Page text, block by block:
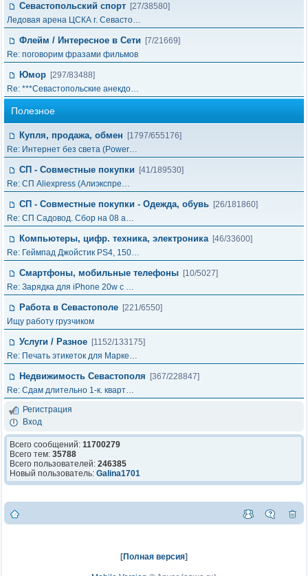
Севастопольский спорт [27/38580]
Ледовая арена ЦСКА г. Севасто…
Флейм / Интересное в Cети
[7/21669]
Re: поговорим фразами фильмов
Юмор [297/83488]
Re: ***Севастопольские анекдо…
Полезное
Купля, продажа, обмен
[1797/655176]
Re: Интернет без света (Power…
СП - Совместные покупки
[41/189530]
Re: СП Aliexpress (Алиэкспре…
СП - Совместные покупки - Одежда, обувь [26/181860]
Re: СП Садовод. Сбор на 08 а…
Компьютеры, цифр. техника, электроника [46/33600]
Re: Геймпад Джoйcтик PS4, 150…
Смартфоны, мобильные телефоны [10/5027]
Re: Зарядка для iPhone 20w с …
Работа в Севастополе [221/6550]
Ищу работу грузчиком
Услуги / Разное [1152/133175]
Re: Печать этикеток для Марке…
Недвижимость Севастополя
[367/228847]
Re: Сдам длительно 1-к. кварт…
Регистрация
Вход
Всего сообщений: 11700279
Всего тем: 35788
Всего пользователей: 246385
Новый пользователь: Galina1701
[Полная версия]